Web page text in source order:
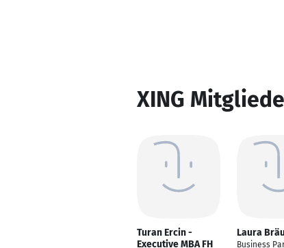
XING
Turan Ercin -
Executive MBA FH
Laura
Business